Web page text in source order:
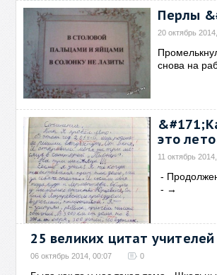
Перлы
20 октябрь
снова на
это
11 октябрь
-
- →
25 великих цитат учителей
06 октябрь 2014, 00:07 0